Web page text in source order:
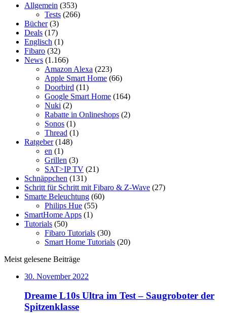
Allgemein (353)
Tests (266)
Bücher(3)
Deals (17)
Englisch (1)
Fibaro (32)
News (1.166)
Amazon Alexa (223)
Apple Smart Home (66)
Doorbird (11)
Google Smart Home (164)
Nuki (2)
Rabatte in Onlineshops (2)
Sonos (1)
Thread (1)
Ratgeber(148)
en (1)
Grillen (3)
SAT>IP TV (21)
Schnäppchen (131)
Schritt für Schritt mit Fibaro & Z-Wave (27)
Smarte Beleuchtung (60)
Philips Hue (55)
SmartHome Apps (1)
Tutorials (50)
Fibaro Tutorials (30)
Smart Home Tutorials (20)
Meist gelesene Beiträge
30. November 2022
Dreame L10s Ultra im Test – Saugroboter der
Spitzenklasse